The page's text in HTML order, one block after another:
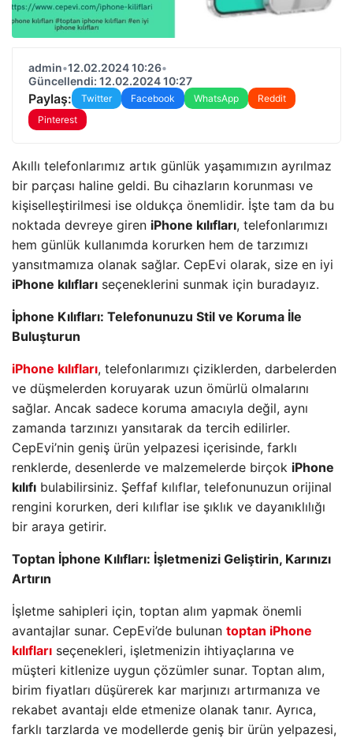
admin•12.02.2024 10:26•
Güncellendi: 12.02.2024 10:27
Paylaş: Twitter Facebook WhatsApp
Reddit
Pinterest
Akıllı telefonlarımız artık günlük yaşamımızın ayrılmaz
bir parçası haline geldi. Bu cihazların korunması ve
kişiselleştirilmesi ise oldukça önemlidir. İşte tam da bu
noktada devreye giren iPhone kılıfları, telefonlarımızı
hem günlük kullanımda korurken hem de tarzımızı
yansıtmamıza olanak sağlar. CepEvi olarak, size en iyi
iPhone kılıfları seçeneklerini sunmak için buradayız.
İphone Kılıfları: Telefonunuzu Stil ve Koruma İle
Buluşturun
iPhone kılıfları, telefonlarımızı çiziklerden, darbelerden
ve düşmelerden koruyarak uzun ömürlü olmalarını
sağlar. Ancak sadece koruma amacıyla değil, aynı
zamanda tarzınızı yansıtarak da tercih edilirler.
CepEvi’nin geniş ürün yelpazesi içerisinde, farklı
renklerde, desenlerde ve malzemelerde birçok iPhone
kılıfı bulabilirsiniz. Şeffaf kılıflar, telefonunuzun orijinal
rengini korurken, deri kılıflar ise şıklık ve dayanıklılığı
bir araya getirir.
Toptan İphone Kılıfları: İşletmenizi Geliştirin, Karınızı
Artırın
İşletme sahipleri için, toptan alım yapmak önemli
avantajlar sunar. CepEvi’de bulunan toptan iPhone
kılıfları seçenekleri, işletmenizin ihtiyaçlarına ve
müşteri kitlenize uygun çözümler sunar. Toptan alım,
birim fiyatları düşürerek kar marjınızı artırmanıza ve
rekabet avantajı elde etmenize olanak tanır. Ayrıca,
farklı tarzlarda ve modellerde geniş bir ürün yelpazesi,